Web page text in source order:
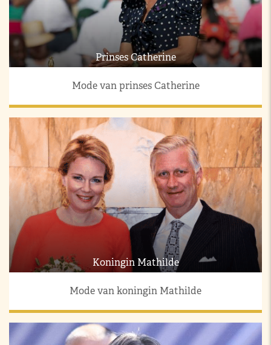
Prinses Catherine
Mode van prinses Catherine
Koningin Mathilde
Mode van koningin Mathilde